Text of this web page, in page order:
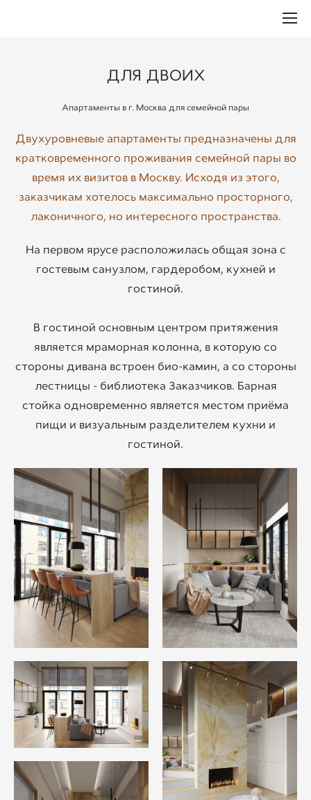
ДЛЯ ДВОИХ
Апартаменты в г. Москва для семейной пары
Двухуровневые апартаменты предназначены для
кратковременного проживания семейной пары во
время их визитов в Москву. Исходя из этого,
заказчикам хотелось максимально просторного,
лаконичного, но интересного пространства.
На первом ярусе расположилась общая зона с
гостевым санузлом, гардеробом, кухней и
гостиной.
В гостиной основным центром притяжения
является мраморная колонна, в которую со
стороны дивана встроен био-камин, а со стороны
лестницы - библиотека Заказчиков. Барная
стойка одновременно является местом приёма
пищи и визуальным разделителем кухни и
гостиной.